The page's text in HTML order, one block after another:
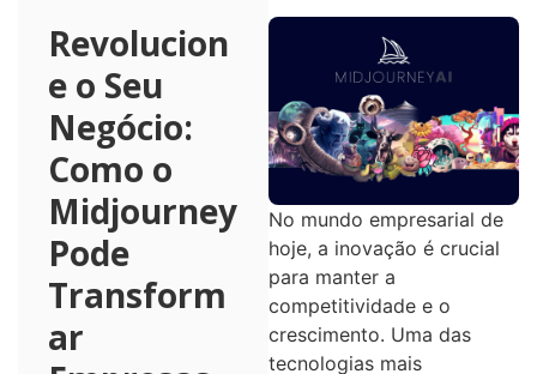
Revolucion
e o Seu
Negócio:
Como o
Midjourney
Pode
Transform
ar
No mundo empresarial de
hoje, a inovação é crucial
para manter a
competitividade e o
crescimento. Uma das
tecnologias mais